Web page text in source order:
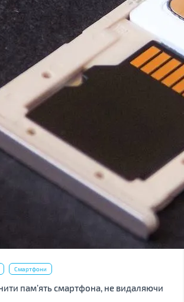
Смартфони
пам’ять смартфона, не видаляючи